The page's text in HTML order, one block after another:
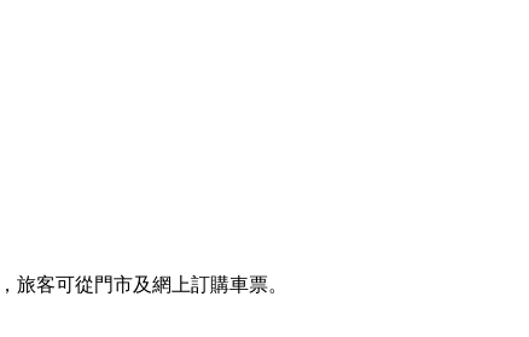
客可從門市及網上訂購車票。